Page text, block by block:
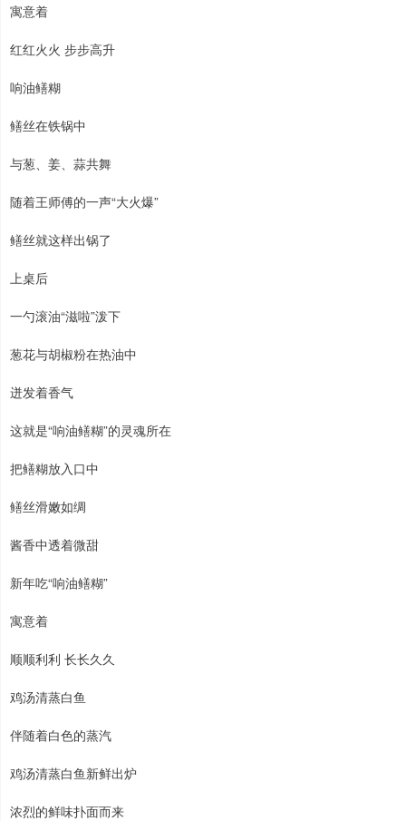
寓意着
红红火火 步步高升
响油鳝糊
鳝丝在铁锅中
与葱、姜、蒜共舞
随着王师傅的一声“大火爆”
鳝丝就这样出锅了
上桌后
一勺滚油“滋啦”泼下
葱花与胡椒粉在热油中
迸发着香气
这就是“响油鳝糊”的灵魂所在
把鳝糊放入口中
鳝丝滑嫩如绸
酱香中透着微甜
新年吃“响油鳝糊”
寓意着
顺顺利利 长长久久
鸡汤清蒸白鱼
伴随着白色的蒸汽
鸡汤清蒸白鱼新鲜出炉
浓烈的鲜味扑面而来